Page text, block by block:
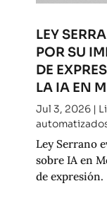
LEY
POR SU
DE
LA IA EN
Jul 3, 2026|
Ley Serrano
sobre IA en
de expresión.